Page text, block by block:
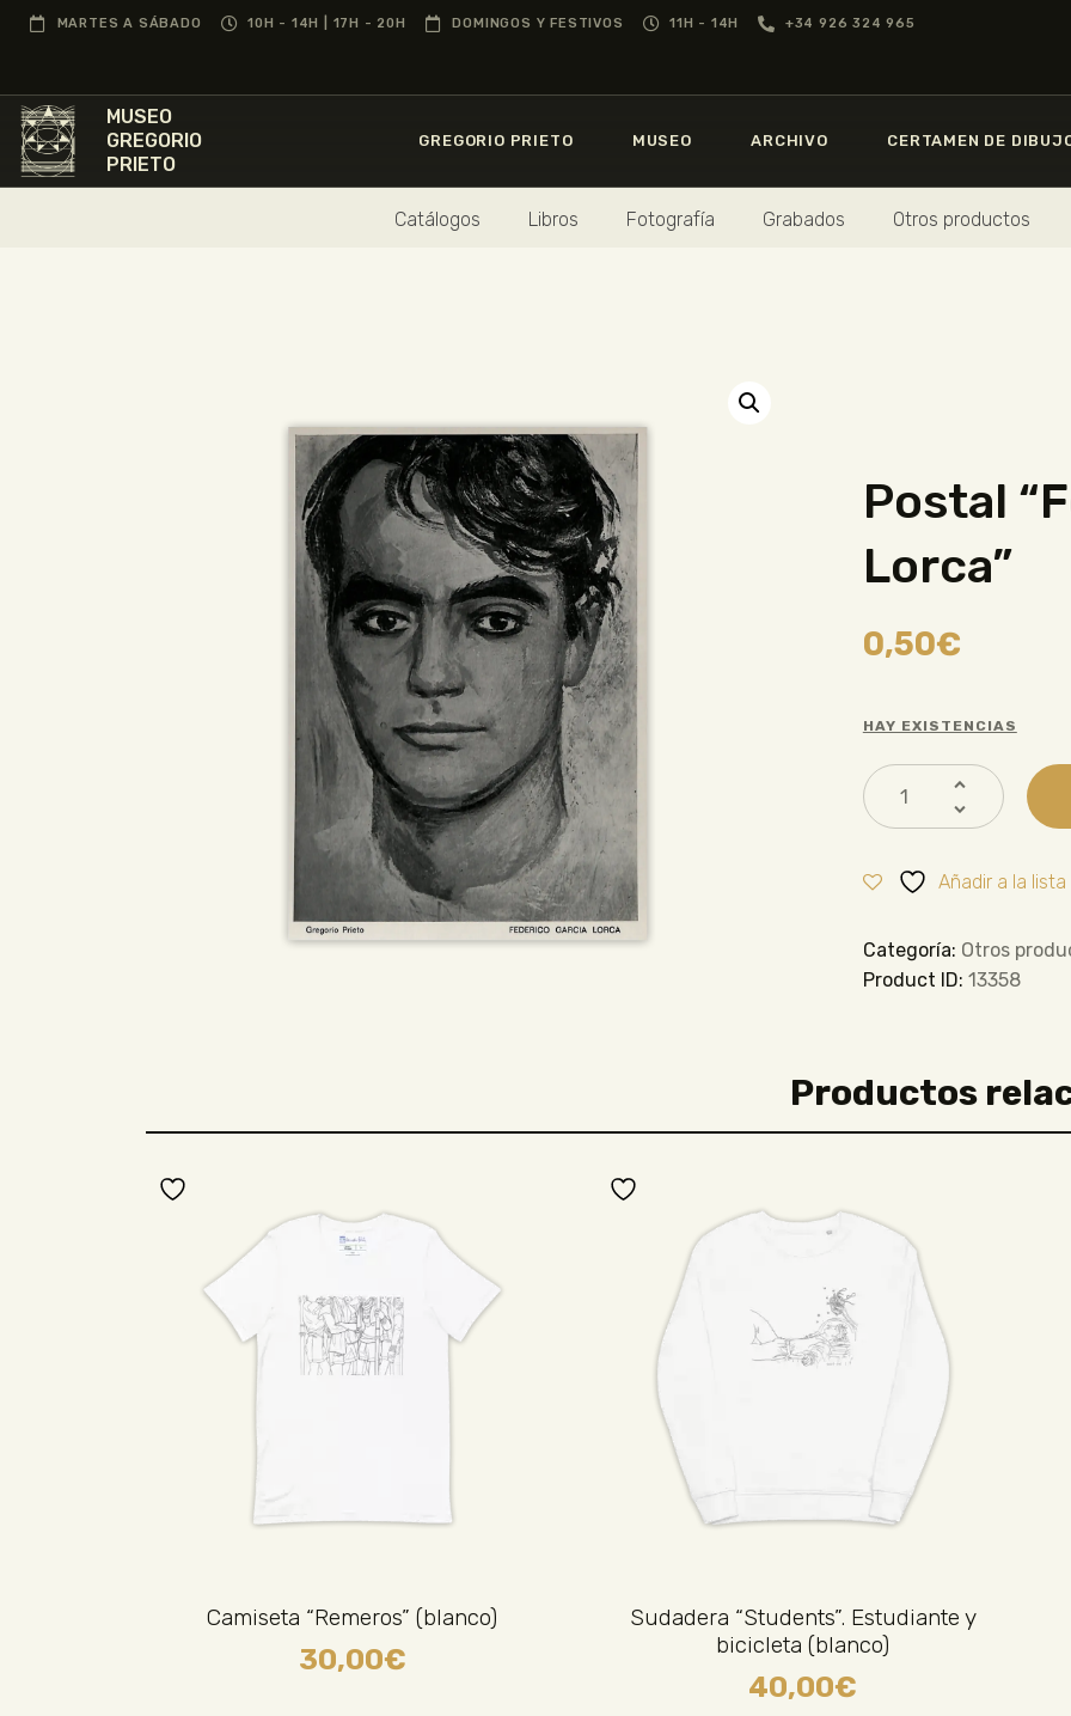
MARTES A SÁBADO 10H - 14H | 17H - 20H DOMINGOS Y FESTIVOS 11H - 14H +34 926 324 965
MUSEO
GREGORIO
PRIETO
GREGORIO PRIETO MUSEO ARCHIVO CERTAMEN DE
Catálogos Libros Fotografía Grabados Otros productos
MUSEO
PRIETO
GREGORIO PRIETO
MUSEO
ARCHIVO
CERTAMEN DE
NOTICIAS
Postal
Lorca”
0,50€
HAY EXISTENCIAS
Añadir a la
Categoría: Otros
Product ID: 13358
Productos
Camiseta “Remeros” (blanco)
30,00€
Sudadera “Students”. Estudiante y
bicicleta (blanco)
40,00€